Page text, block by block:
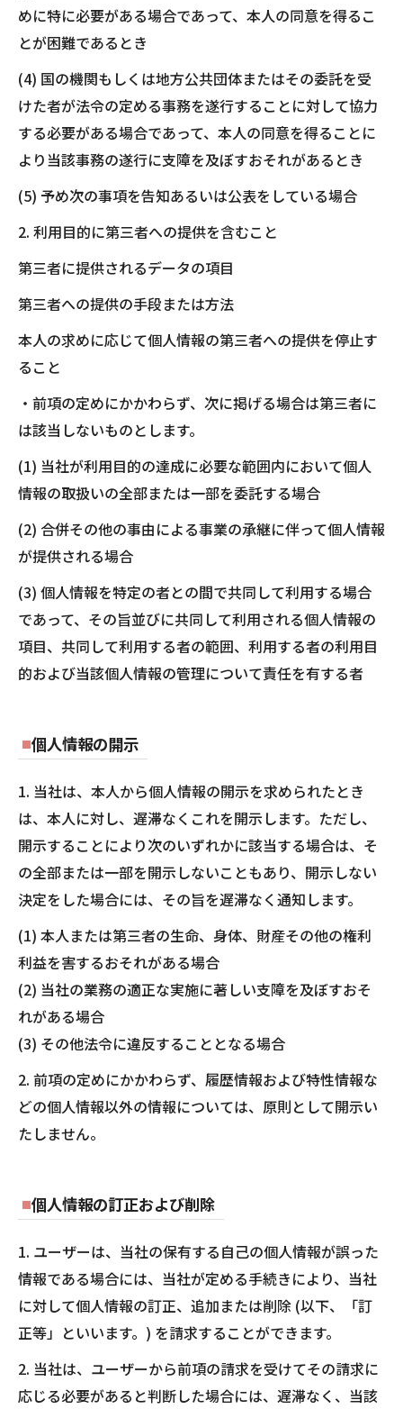
めに特に必要がある場合であって、本人の同意を得るこ
とが困難であるとき
(4) 国の機関もしくは地方公共団体またはその委託を受
けた者が法令の定める事務を遂行することに対して協力
する必要がある場合であって、本人の同意を得ることに
より当該事務の遂行に支障を及ぼすおそれがあるとき
(5) 予め次の事項を告知あるいは公表をしている場合
2. 利用目的に第三者への提供を含むこと
第三者に提供されるデータの項目
第三者への提供の手段または方法
本人の求めに応じて個人情報の第三者への提供を停止す
ること
・前項の定めにかかわらず、次に掲げる場合は第三者に
は該当しないものとします。
(1) 当社が利用目的の達成に必要な範囲内において個人
情報の取扱いの全部または一部を委託する場合
(2) 合併その他の事由による事業の承継に伴って個人情報
が提供される場合
(3) 個人情報を特定の者との間で共同して利用する場合
であって、その旨並びに共同して利用される個人情報の
項目、共同して利用する者の範囲、利用する者の利用目
的および当該個人情報の管理について責任を有する者
個人情報の開示
1. 当社は、本人から個人情報の開示を求められたとき
は、本人に対し、遅滞なくこれを開示します。ただし、
開示することにより次のいずれかに該当する場合は、そ
の全部または一部を開示しないこともあり、開示しない
決定をした場合には、その旨を遅滞なく通知します。
(1) 本人または第三者の生命、身体、財産その他の権利
利益を害するおそれがある場合
(2) 当社の業務の適正な実施に著しい支障を及ぼすおそ
れがある場合
(3) その他法令に違反することとなる場合
2. 前項の定めにかかわらず、履歴情報および特性情報な
どの個人情報以外の情報については、原則として開示い
たしません。
個人情報の訂正および削除
1. ユーザーは、当社の保有する自己の個人情報が誤った
情報である場合には、当社が定める手続きにより、当社
に対して個人情報の訂正、追加または削除 (以下、「訂
正等」といいます。) を請求することができます。
2. 当社は、ユーザーから前項の請求を受けてその請求に
応じる必要があると判断した場合には、遅滞なく、当該